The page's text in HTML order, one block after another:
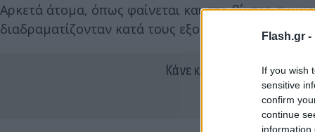
Flash.gr -
If you wish
sensitive
confirm
continue
information
Αρκετά άτομα, όπως φαίνεται και στο βίντεο
διαδραματίζονταν κατά τους εξορκισμούς
Κάνε κλικ και δες